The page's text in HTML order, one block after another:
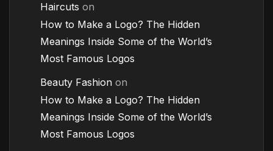
Haircuts on
How to Make a Logo? The Hidden
Meanings Inside Some of the World’s
Most Famous Logos
Beauty Fashion on
How to Make a Logo? The Hidden
Meanings Inside Some of the World’s
Most Famous Logos